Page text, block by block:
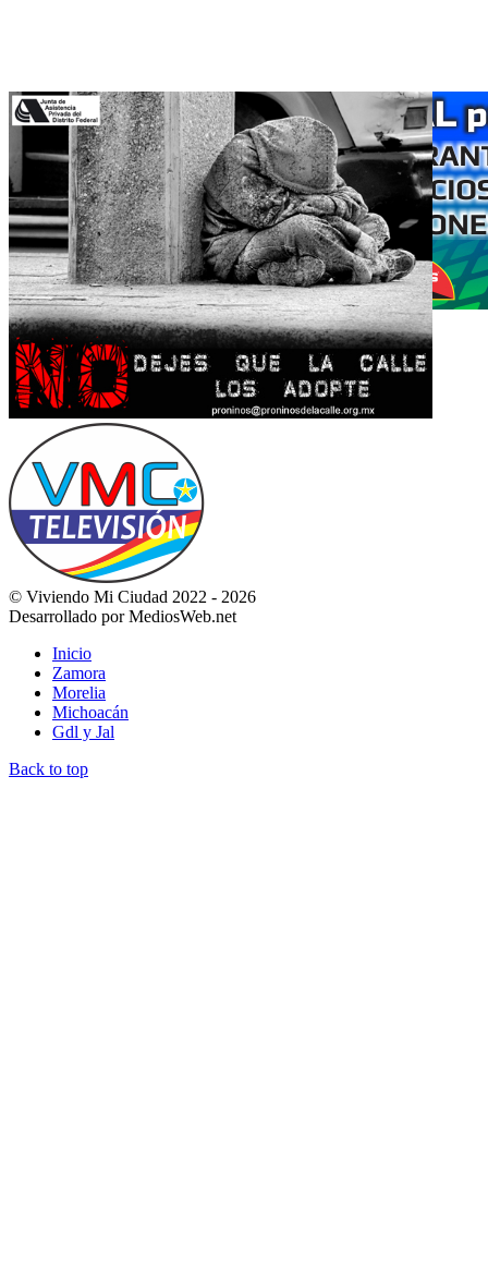
© Viviendo Mi Ciudad 2022 - 2026
Desarrollado por MediosWeb.net
Inicio
Zamora
Morelia
Michoacán
Gdl y Jal
Back to top